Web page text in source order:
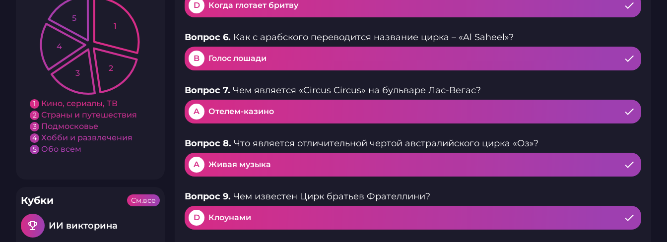
1 Кино, сериалы, ТВ
2 Страны и путешествия
3 Подмосковье
4 Хобби и развлечения
5 Обо всем
1
2
3
4
5
Кубки
emoji_events ИИ викторина
См.все
D Когда глотает бритву
Вопрос 6. Как с арабского переводится название цирка – «Al Saheel»?
B Голос лошади
Вопрос 7. Чем является «Circus Circus» на бульваре Лас-Вегас?
A Отелем-казино
Вопрос 8. Что является отличительной чертой австралийского цирка «Оз»?
A Живая музыка
Вопрос 9. Чем известен Цирк братьев Фрателлини?
D Клоунами